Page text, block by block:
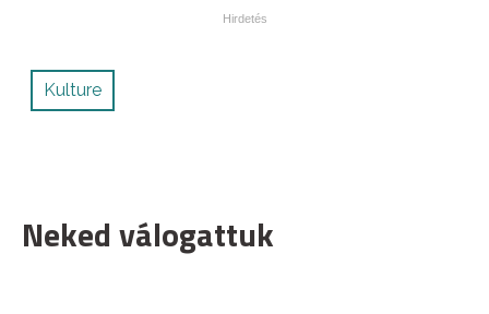
Kulture
Neked válogattuk